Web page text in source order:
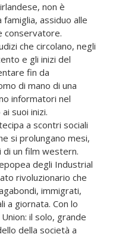
non è
movimento operaio americano ai suoi inizi.
a scontri sociali
si prolungano mesi,
un film western.
degli Industrial
rivoluzionario che
immigrati,
a giornata. Con lo
il solo, grande
della società a